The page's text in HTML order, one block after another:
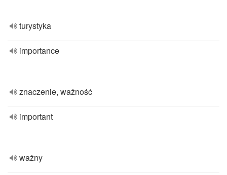
turystyka
importance
znaczenie, ważność
important
ważny